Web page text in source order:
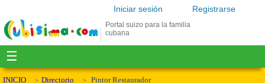
Registrarse
Iniciar sesión
Portal suizo para la familia
cubana
☰
INICIO Directorio Pintor Restaurador